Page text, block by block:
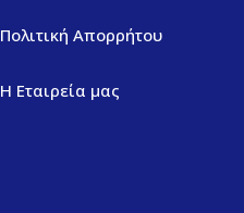
Πολιτική Απορρήτου
Η Εταιρεία μας